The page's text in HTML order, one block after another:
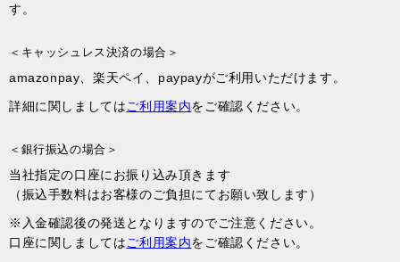
す。
＜キャッシュレス決済の場合＞
amazonpay、楽天ペイ、paypayがご利用いただけます。
詳細に関しましてはご利用案内をご確認ください。
＜銀行振込の場合＞
当社指定の口座にお振り込み頂きます
（振込手数料はお客様のご負担にてお願い致します）
※入金確認後の発送となりますのでご注意ください。
口座に関しましてはご利用案内をご確認ください。